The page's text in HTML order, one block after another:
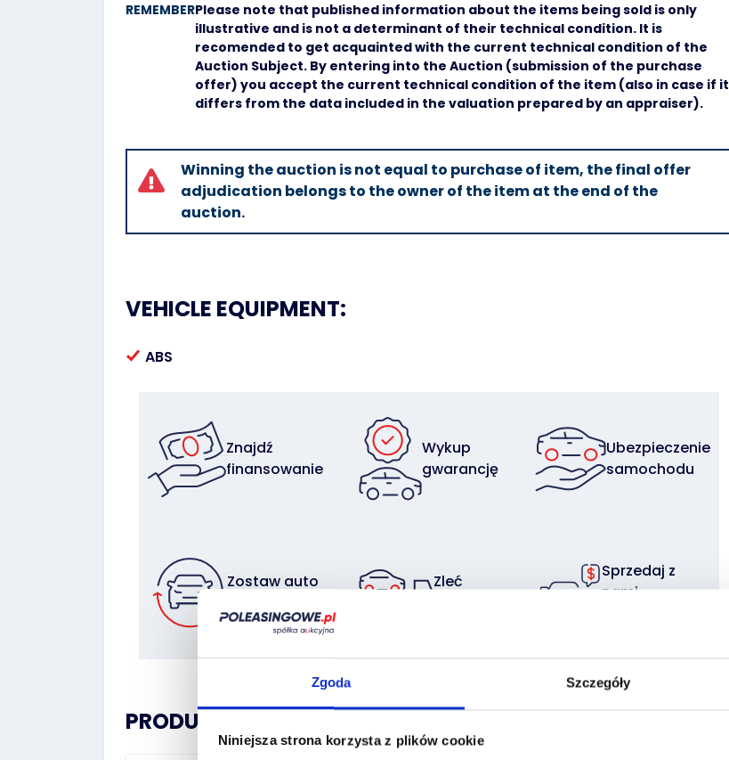
Zgoda Szczegóły
Niniejsza strona korzysta z plików cookie
REMEMBERPlease note that published information about the items being sold is only
illustrative and is not a determinant of their technical condition. It is
recomended to get acquainted with the current technical condition of the
Auction Subject. By entering into the Auction (submission of the purchase
offer) you accept the current technical condition of the item (also in case if it
differs from the data included in the valuation prepared by an appraiser).
Winning the auction is not equal to purchase of item, the final offer
adjudication belongs to the owner of the item at the end of the
auction.
VEHICLE EQUIPMENT:
ABS
Znajdź
finansowanie
Wykup
gwarancję
Ubezpieczenie
samochodu
Zostaw auto
Zleć
Sprzedaj z
nami
PRODUCT HISTORY: